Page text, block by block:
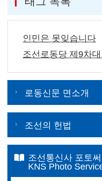
인민은 못잊습니다
조선로동당 제9차대
로동신문 면소개
조선의 헌법
조선통신사 포토
KNS Photo